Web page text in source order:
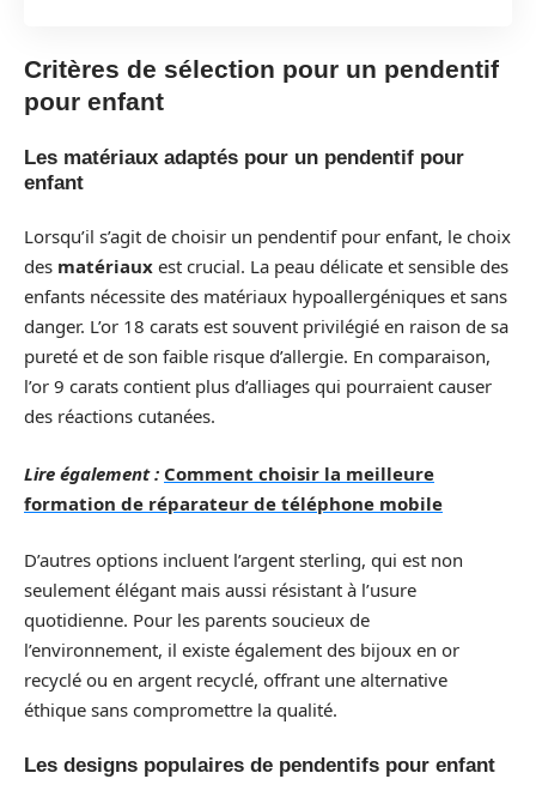
Critères de sélection pour un pendentif
pour enfant
Les matériaux adaptés pour un pendentif pour
enfant
Lorsqu’il s’agit de choisir un pendentif pour enfant, le choix
des matériaux est crucial. La peau délicate et sensible des
enfants nécessite des matériaux hypoallergéniques et sans
danger. L’or 18 carats est souvent privilégié en raison de sa
pureté et de son faible risque d’allergie. En comparaison,
l’or 9 carats contient plus d’alliages qui pourraient causer
des réactions cutanées.
Lire également : Comment choisir la meilleure
formation de réparateur de téléphone mobile
D’autres options incluent l’argent sterling, qui est non
seulement élégant mais aussi résistant à l’usure
quotidienne. Pour les parents soucieux de
l’environnement, il existe également des bijoux en or
recyclé ou en argent recyclé, offrant une alternative
éthique sans compromettre la qualité.
Les designs populaires de pendentifs pour enfant